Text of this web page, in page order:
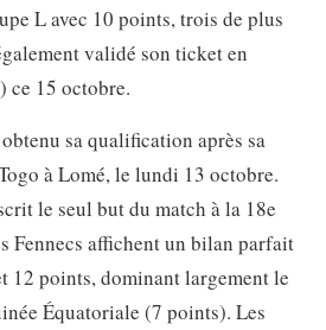
L avec 10 points, trois de plus
validé son ticket en
ce 15 octobre.
sa qualification après sa
à Lomé, le lundi 13 octobre.
le seul but du match à la 18e
Fennecs affichent un bilan parfait
12 points, dominant largement le
Équatoriale (7 points). Les